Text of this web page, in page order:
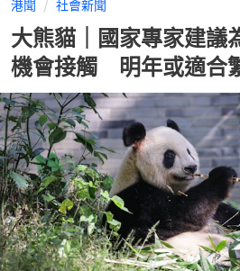
港聞 社會新聞
大熊貓｜國家專家建議
機會接觸 明年或適合